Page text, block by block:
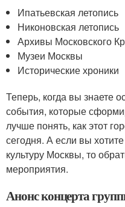
Ипатьевская летопись
Никоновская летопись
Архивы Московского
Музеи Москвы
Исторические хроники
Теперь, когда вы знаете
события, которые
лучше понять, как этот
сегодня. А если вы
культуру Москвы, то
мероприятия.
Анонс концерта